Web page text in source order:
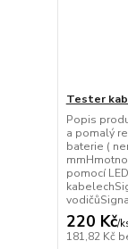
Tester
Popis
a pomalý
baterie (
pomocí
220 Kč/
181,82 Kč